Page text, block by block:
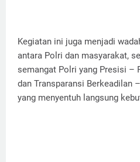
Kegiatan ini juga menjadi
antara Polri dan masyarakat,
semangat Polri yang Presisi –
dan Transparansi Berkeadilan
yang menyentuh langsung